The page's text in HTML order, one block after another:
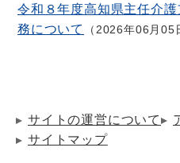
令和８年度高知県主任介
務について
2026年06月05
サイトの運営について
サイトマップ